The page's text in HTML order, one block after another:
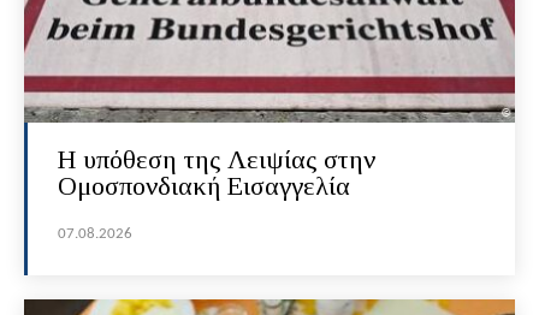
Η υπόθεση της Λειψίας στην
Ομοσπονδιακή Εισαγγελία
07.08.2026